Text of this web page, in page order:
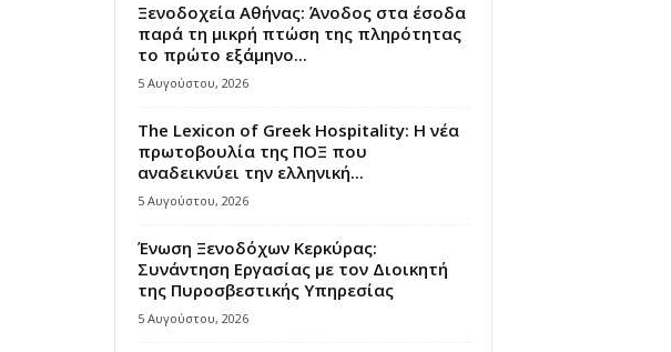
Ξενοδοχεία Αθήνας: Άνοδος στα έσοδα
παρά τη μικρή πτώση της πληρότητας
το πρώτο εξάμηνο...
5 Αυγούστου, 2026
The Lexicon of Greek Hospitality: Η νέα
πρωτοβουλία της ΠΟΞ που
αναδεικνύει την ελληνική...
5 Αυγούστου, 2026
Ένωση Ξενοδόχων Κερκύρας:
Συνάντηση Εργασίας με τον Διοικητή
της Πυροσβεστικής Υπηρεσίας
5 Αυγούστου, 2026